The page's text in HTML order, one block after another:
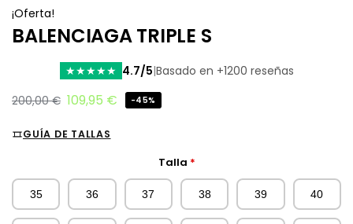
¡Oferta!
BALENCIAGA TRIPLE S
★★★★★ 4.7/5|Basado en +1200 reseñas
200,00€ 109,95 € -45%
GUÍA DE TALLAS
Talla *
35 36 37 38 39 40